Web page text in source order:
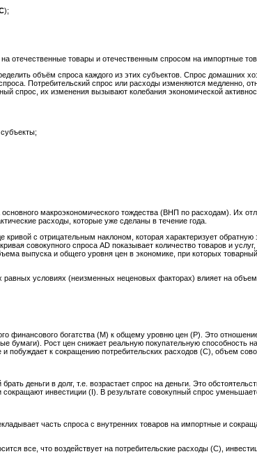
);
отечественные товары и отечественным спросом на импортные
объём спроса каждого из этих субъектов. Спрос домашних
Потребительский спрос или расходы изменяются медленно,
спрос, их изменения вызывают колебания экономической
макроэкономического тождества (ВНП по расходам). Их
расходы, которые уже сделаны в течение года.
кривой с отрицательным наклоном, которая характеризует
совокупного спроса AD показывает количество товаров и
выпуска и общего уровня цен в экономике, при которых
условиях (неизменных неценовых факторах) влияет на
финансового богатства (М) к общему уровню цен (Р). Это
бумаги). Рост цен снижает реальную покупательную способность
побуждает к сокращению потребительских расходов (C), объем
деньги в долг, т.е. возрастает спрос на деньги. Это
инвестиции (I). В результате совокупный спрос
часть спроса с внутренних товаров на импортные и
все, что воздействует на потребительские расходы (C),